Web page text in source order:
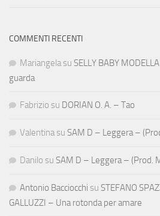
COMMENTI RECENTI
Mariangela su SELLY BABY
guarda
Fabrizio su DORIAN O. A. – Tao
Valentina su SAM D – Leggera –
Danilo su SAM D – Leggera – (Prod.
Antonio Bacciocchi su STEFANO
GALLUZZI – Una rotonda per amare